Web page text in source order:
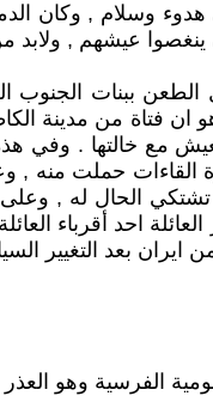
هدوء وسلام , وكان
ينغصوا عيشهم ,
ببنات الجنوب
ان فتاة من مدينة
مع خالتها . وفي
القاءات حملت منه
الحال له ,
احد أقرباء
الفرسية وهو